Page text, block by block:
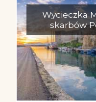
Wycieczka
skarbów